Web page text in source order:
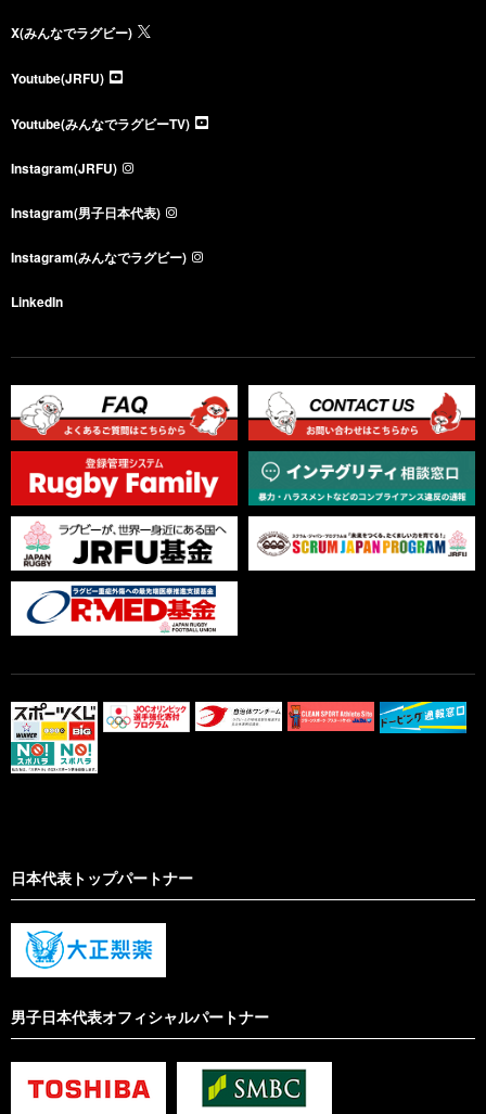
X(みんなでラグビー)
Youtube(JRFU)
Youtube(みんなでラグビーTV)
Instagram(JRFU)
Instagram(男子日本代表)
Instagram(みんなでラグビー)
LinkedIn
日本代表トップパートナー
男子日本代表オフィシャルパートナー